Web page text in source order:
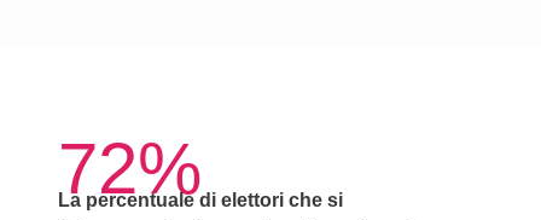
72%
La percentuale di elettori che si